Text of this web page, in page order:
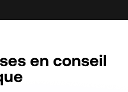
en conseil